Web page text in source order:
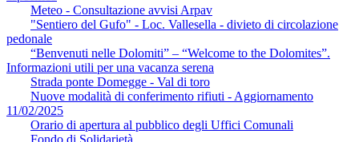
Meteo - Consultazione avvisi Arpav
"Sentiero del Gufo" - Loc. Vallesella - divieto di circolazione
pedonale
“Benvenuti nelle Dolomiti” – “Welcome to the Dolomites”.
Informazioni utili per una vacanza serena
Strada ponte Domegge - Val di toro
Nuove modalità di conferimento rifiuti - Aggiornamento
11/02/2025
Orario di apertura al pubblico degli Uffici Comunali
Fondo di Solidarietà